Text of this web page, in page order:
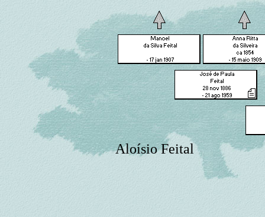
Aloísio Feital